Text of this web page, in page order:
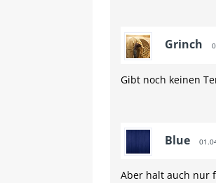
Grinch
Gibt noch keinen
Blue
Aber halt auch nur